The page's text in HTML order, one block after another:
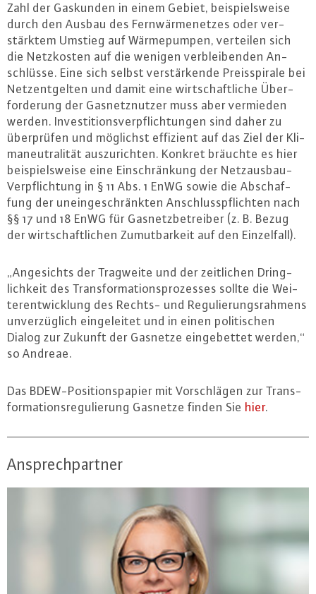
Zahl der Gaskunden in einem Gebiet, bei­spiels­wei­se
durch den Ausbau des Fern­wär­me­net­zes oder ver­
stärk­tem Umstieg auf Wär­me­pum­pen, verteilen sich
die Netz­kos­ten auf die wenigen ver­blei­ben­den An­
schlüs­se. Eine sich selbst ver­stär­ken­de Preis­spi­ra­le bei
Netz­ent­gel­ten und damit eine wirt­schaft­li­che Über­
for­de­rung der Gas­netz­nut­zer muss aber vermieden
werden. In­ves­ti­ti­ons­ver­pflich­tun­gen sind daher zu
über­prü­fen und möglichst effizient auf das Ziel der Kli­
ma­neu­tra­li­tät aus­zu­rich­ten. Konkret bräuchte es hier
bei­spiels­wei­se eine Ein­schrän­kung der Netz­aus­bau-
Ver­pflich­tung in § 11 Abs. 1 EnWG sowie die Ab­schaf­
fung der un­ein­ge­schränk­ten An­schluss­pflich­ten nach
§§ 17 und 18 EnWG für Gas­netz­be­trei­ber (z. B. Bezug
der wirt­schaft­li­chen Zu­mut­bar­keit auf den Ein­zel­fall).
„An­ge­sichts der Tragweite und der zeit­li­chen Dring­
lich­keit des Trans­for­ma­ti­ons­pro­zes­ses sollte die Wei­
ter­ent­wick­lung des Rechts- und Re­gu­lie­rungs­rah­mens
un­ver­züg­lich ein­ge­lei­tet und in einen po­li­ti­schen
Dialog zur Zukunft der Gasnetze ein­ge­bet­tet werden,“
so Andreae.
Das BDEW-Po­si­ti­ons­pa­pier mit Vor­schlä­gen zur Trans­
for­ma­ti­ons­re­gu­lie­rung Gasnetze finden Sie hier.
Ansprechpartner